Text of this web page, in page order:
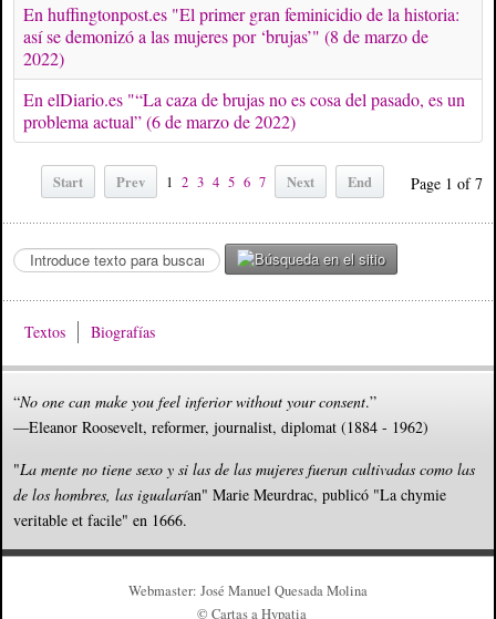
En huffingtonpost.es "El primer gran feminicidio de la historia:
así se demonizó a las mujeres por ‘brujas’" (8 de marzo de
2022)
En elDiario.es "“La caza de brujas no es cosa del pasado, es un
problema actual” (6 de marzo de 2022)
Page 1 of 7
Start Prev 1 2 3 4 5 6 7 Next End
S
e
a
h
.
Textos Biografías
“No one can make you feel inferior without your consent.”
—Eleanor Roosevelt, reformer, journalist, diplomat (1884 - 1962)
"La mente no tiene sexo y si las de las mujeres fueran cultivadas como las
de los hombres, las igualarían" Marie Meurdrac, publicó "La chymie
veritable et facile" en 1666.
Webmaster: José Manuel Quesada Molina
© Cartas a Hypatia